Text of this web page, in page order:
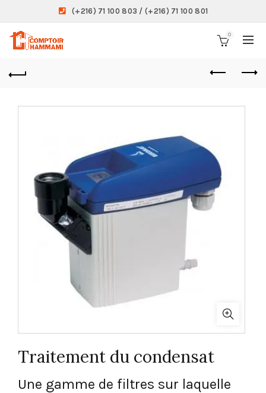
(+216) 71 100 803 / (+216) 71 100 801
0
Traitement du condensat
Une gamme de filtres sur laquelle